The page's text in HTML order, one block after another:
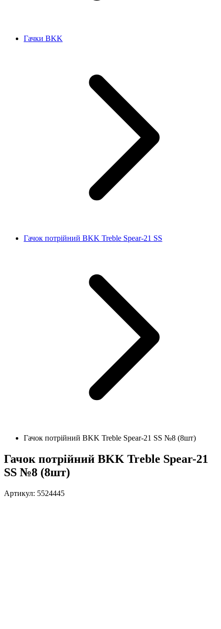
Гачки BKK
Гачок потрійний BKK Treble Spear-21 SS
Гачок потрійний BKK Treble Spear-21 SS №8 (8шт)
Гачок потрійний BKK Treble Spear-21
SS №8 (8шт)
Артикул: 5524445